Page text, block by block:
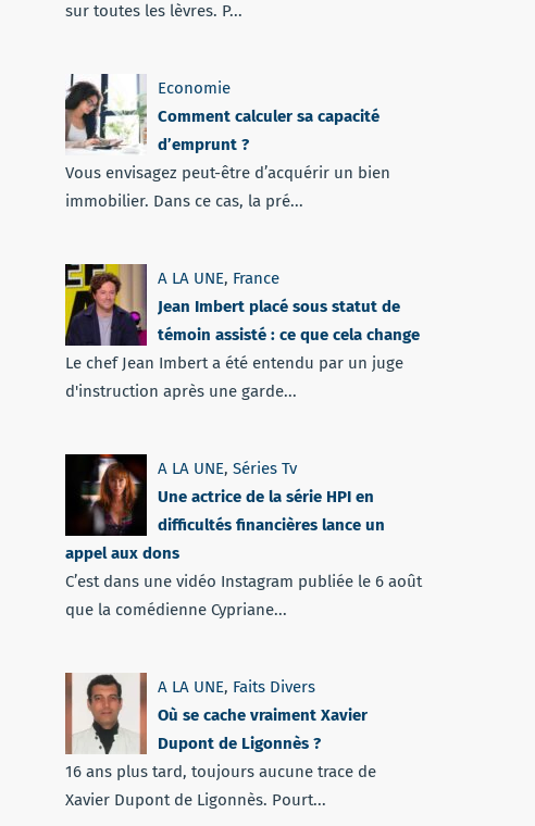
sur toutes les lèvres. P...
Economie
Comment calculer sa capacité
d’emprunt ?
Vous envisagez peut-être d’acquérir un bien
immobilier. Dans ce cas, la pré...
A LA UNE, France
Jean Imbert placé sous statut de
témoin assisté : ce que cela change
Le chef Jean Imbert a été entendu par un juge
d'instruction après une garde...
A LA UNE, Séries Tv
Une actrice de la série HPI en
difficultés financières lance un
appel aux dons
C’est dans une vidéo Instagram publiée le 6 août
que la comédienne Cypriane...
A LA UNE, Faits Divers
Où se cache vraiment Xavier
Dupont de Ligonnès ?
16 ans plus tard, toujours aucune trace de
Xavier Dupont de Ligonnès. Pourt...